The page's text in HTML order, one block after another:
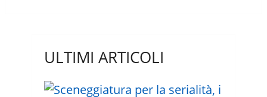
ULTIMI ARTICOLI